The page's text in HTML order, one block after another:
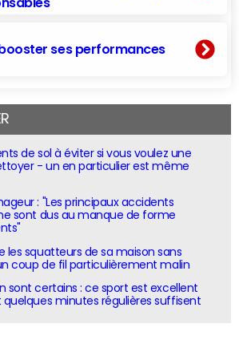
ses performances
de sol à éviter si vous voulez une
- un en particulier est même
: "Les principaux accidents
sont dus au manque de forme
les squatteurs de sa maison sans
coup de fil particulièrement malin
sont certains : ce sport est excellent
minutes régulières suffisent